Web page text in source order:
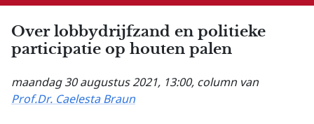
Over lobbydrijfzand en politieke
participatie op houten palen
maandag 30 augustus 2021, 13:00, column van
Prof.Dr. Caelesta Braun